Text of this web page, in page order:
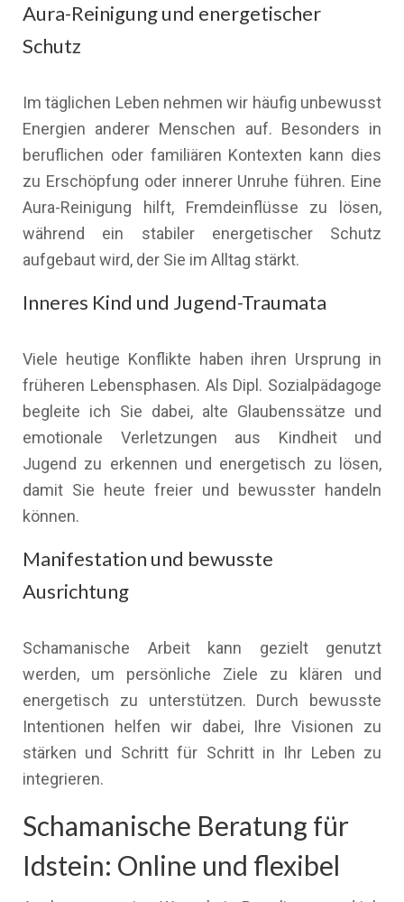
Aura-Reinigung und energetischer
Schutz
Im täglichen Leben nehmen wir häufig unbewusst
Energien anderer Menschen auf. Besonders in
beruflichen oder familiären Kontexten kann dies
zu Erschöpfung oder innerer Unruhe führen. Eine
Aura-Reinigung hilft, Fremdeinflüsse zu lösen,
während ein stabiler energetischer Schutz
aufgebaut wird, der Sie im Alltag stärkt.
Inneres Kind und Jugend-Traumata
Viele heutige Konflikte haben ihren Ursprung in
früheren Lebensphasen. Als Dipl. Sozialpädagoge
begleite ich Sie dabei, alte Glaubenssätze und
emotionale Verletzungen aus Kindheit und
Jugend zu erkennen und energetisch zu lösen,
damit Sie heute freier und bewusster handeln
können.
Manifestation und bewusste
Ausrichtung
Schamanische Arbeit kann gezielt genutzt
werden, um persönliche Ziele zu klären und
energetisch zu unterstützen. Durch bewusste
Intentionen helfen wir dabei, Ihre Visionen zu
stärken und Schritt für Schritt in Ihr Leben zu
integrieren.
Schamanische Beratung für
Idstein: Online und flexibel